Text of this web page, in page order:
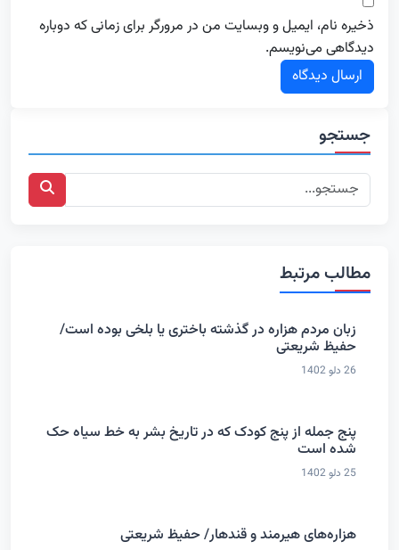
ذخیره نام، ایمیل و وبسایت من در مرورگر برای زمانی که دوباره
دیدگاهی می‌نویسم.
جستجو
مطالب مرتبط
زبان مردم هزاره در گذشته باختری یا بلخی بوده است/
حفیظ شریعتی
26 دلو 1402
پنج جمله از پنج کودک که در تاریخ بشر به خط سیاه حک
شده است
25 دلو 1402
هزاره‌های هیرمند و قندهار/ حفیظ شریعتی